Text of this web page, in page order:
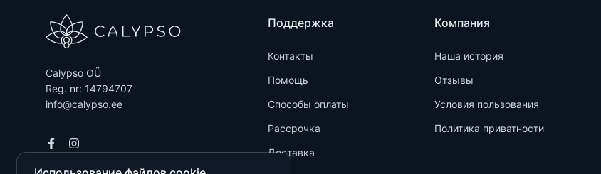
Calypso OÜ
Reg. nr: 14794707
info@calypso.ee
Поддержка
Контакты
Помощь
Способы оплаты
Рассрочка
Доставка
Компания
Наша история
Отзывы
Условия пользования
Политика приватности